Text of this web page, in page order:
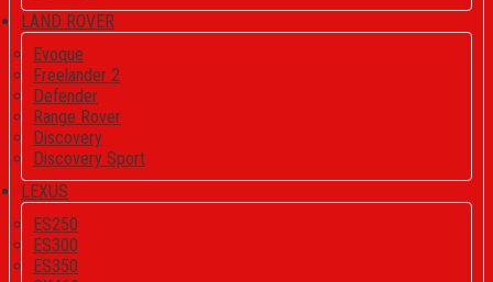
LAND ROVER
Evoque
Freelander 2
Defender
Range Rover
Discovery
Discovery Sport
LEXUS
ES250
ES300
ES350